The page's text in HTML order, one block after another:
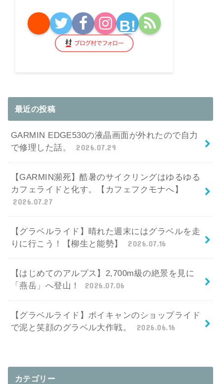
B!
最近の投稿
GARMIN EDGE530の液晶画面が外れたので自力
で修理した話。
2026.07.29
【GARMIN瀕死】酷暑のサイクリングはゆるゆる
カフェライドと化す。【カフェフクモナへ】
2026.07.27
【グラベルライド】晴れた週末にはグラベルを走
りに行こう！【柳生と能勢】
2026.07.16
【はじめてのアルプス】2,700m級の絶景を見に
「燕岳」へ登山！
2026.07.06
【グラベルライド】ポイキャンのショップライド
で泥と笑顔のグラベル大作戦。
2026.06.16
カテゴリー